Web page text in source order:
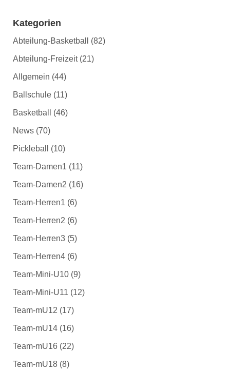
Kategorien
Abteilung-Basketball (82)
Abteilung-Freizeit(21)
Allgemein (44)
Ballschule(11)
Basketball (46)
News(70)
Pickleball (10)
Team-Damen1 (11)
Team-Damen2 (16)
Team-Herren1 (6)
Team-Herren2 (6)
Team-Herren3(5)
Team-Herren4(6)
Team-Mini-U10(9)
Team-Mini-U11 (12)
Team-mU12 (17)
Team-mU14(16)
Team-mU16(22)
Team-mU18(8)